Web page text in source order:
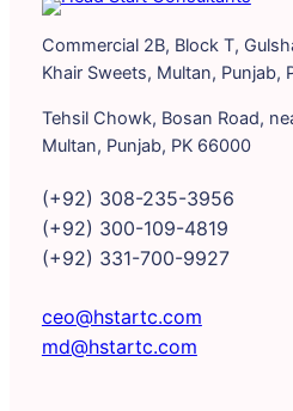
Commercial 2B, Block T,
Khair Sweets, Multan, Punjab,
Tehsil Chowk, Bosan Road,
Multan, Punjab, PK 66000
(+92) 308-235-3956
(+92) 300-109-4819
(+92) 331-700-9927
ceo@hstartc.com
md@hstartc.com